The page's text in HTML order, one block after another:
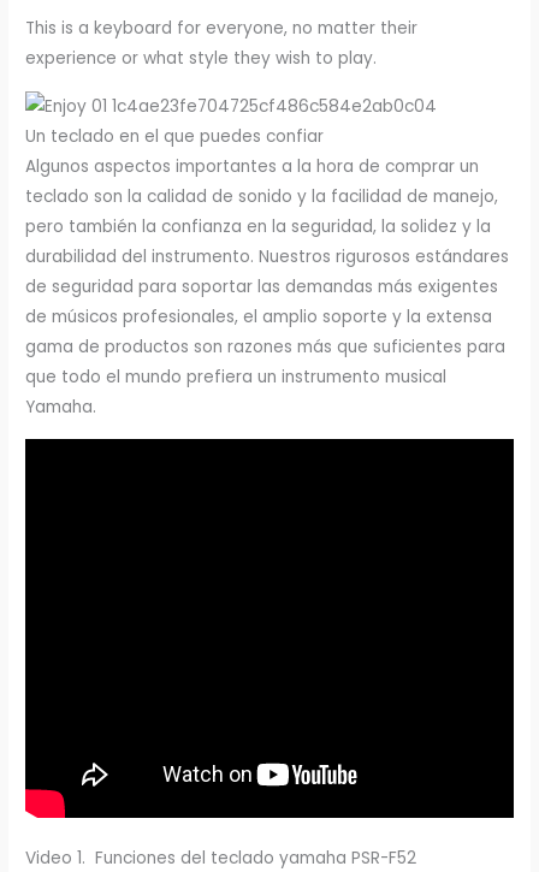
This is a keyboard for everyone, no matter their
experience or what style they wish to play.
Un teclado en el que puedes confiar
Algunos aspectos importantes a la hora de comprar un
teclado son la calidad de sonido y la facilidad de manejo,
pero también la confianza en la seguridad, la solidez y la
durabilidad del instrumento. Nuestros rigurosos estándares
de seguridad para soportar las demandas más exigentes
de músicos profesionales, el amplio soporte y la extensa
gama de productos son razones más que suficientes para
que todo el mundo prefiera un instrumento musical
Yamaha.
Video 1. Funciones del teclado yamaha PSR-F52